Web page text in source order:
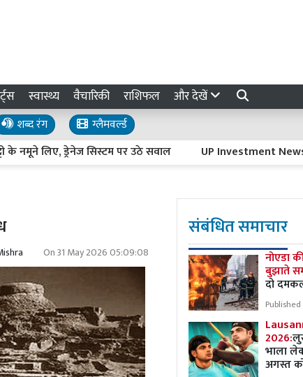
स्वास्थ्य वैचारिकी राशिफल और देखें
शब्द रंग
ग्लैमवर्ल्ड
ड्रेनेज सिस्टम पर उठे सवाल UP Investment News :
On31 May 2026 05:09:08
संबंधित समाचार
नोएडा
बुझाते
दो
2026:
भाला
अगस्त